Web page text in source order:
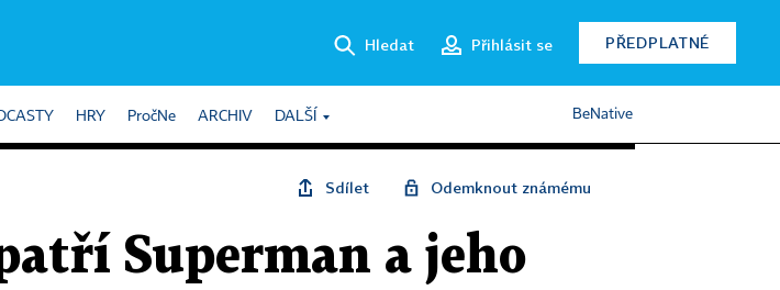
Hledat Přihlásit se PŘEDPLATNÉ
HRY PročNe ARCHIV DALŠÍ BeNative
Sdílet Odemknout známému
Superman a jeho